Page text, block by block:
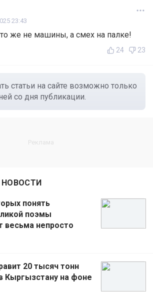
23:43
же не машины, а смех на палке!
24 23
статьи на сайте возможно только
со дня публикации.
понять
поэмы
весьма непросто
20 тысяч тонн
Кыргызстану на фоне